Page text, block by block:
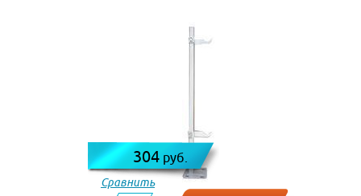
304 руб.
Сравнить